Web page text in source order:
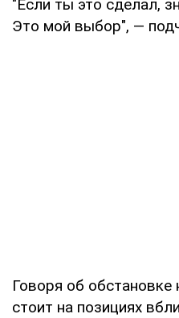
"Если ты это сделал,
Это мой выбор", —
Говоря об обстановке
стоит на позициях